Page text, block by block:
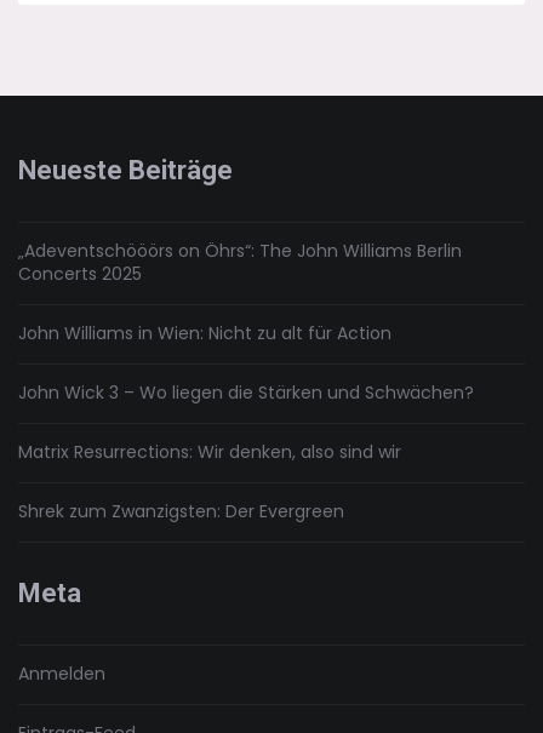
Neueste Beiträge
„Adeventschööörs on Öhrs“: The John Williams Berlin
Concerts 2025
John Williams in Wien: Nicht zu alt für Action
John Wick 3 – Wo liegen die Stärken und Schwächen?
Matrix Resurrections: Wir denken, also sind wir
Shrek zum Zwanzigsten: Der Evergreen
Meta
Anmelden